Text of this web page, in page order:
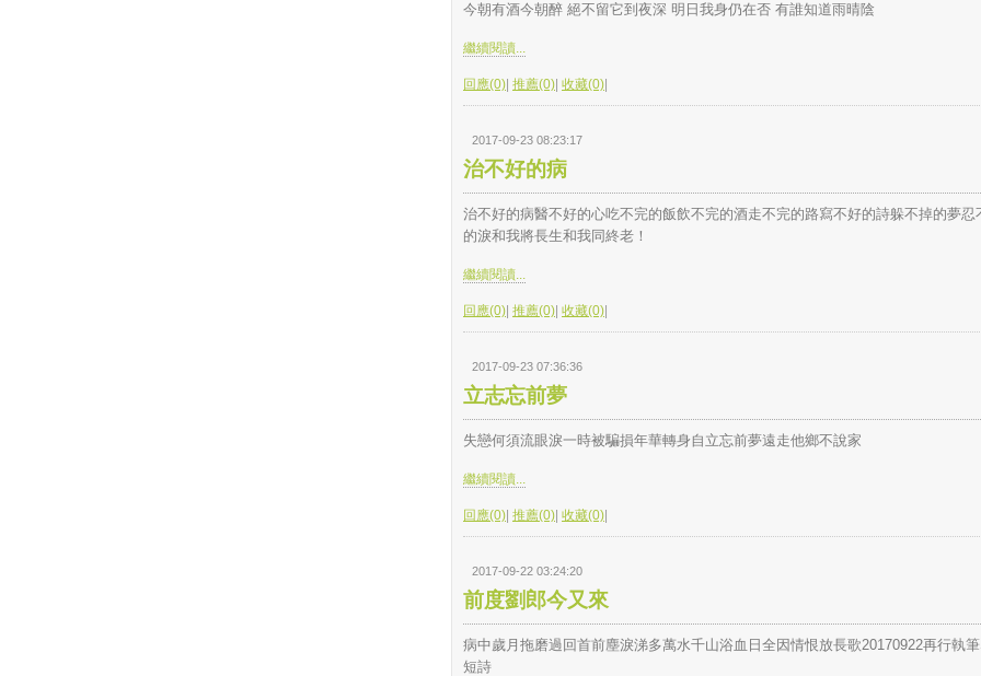
今朝有酒今朝醉 絕不留它到夜深 明日我身仍在否 有誰知道雨晴陰
繼續閱讀...
回應(0) 推薦(0) 收藏(0)
2017-09-23 08:23:17
治不好的病
治不好的病醫不好的心吃不完的飯飲不完的酒走不完的路寫不好的詩躲不掉的夢忍
的淚和我將長生和我同終老！
繼續閱讀...
回應(0) 推薦(0) 收藏(0)
2017-09-23 07:36:36
立志忘前夢
失戀何須流眼淚一時被騙損年華轉身自立忘前夢遠走他鄉不說家
繼續閱讀...
回應(0) 推薦(0) 收藏(0)
2017-09-22 03:24:20
前度劉郎今又來
病中歲月拖磨過回首前塵淚涕多萬水千山浴血日全因情恨放長歌20170922再行執
短詩